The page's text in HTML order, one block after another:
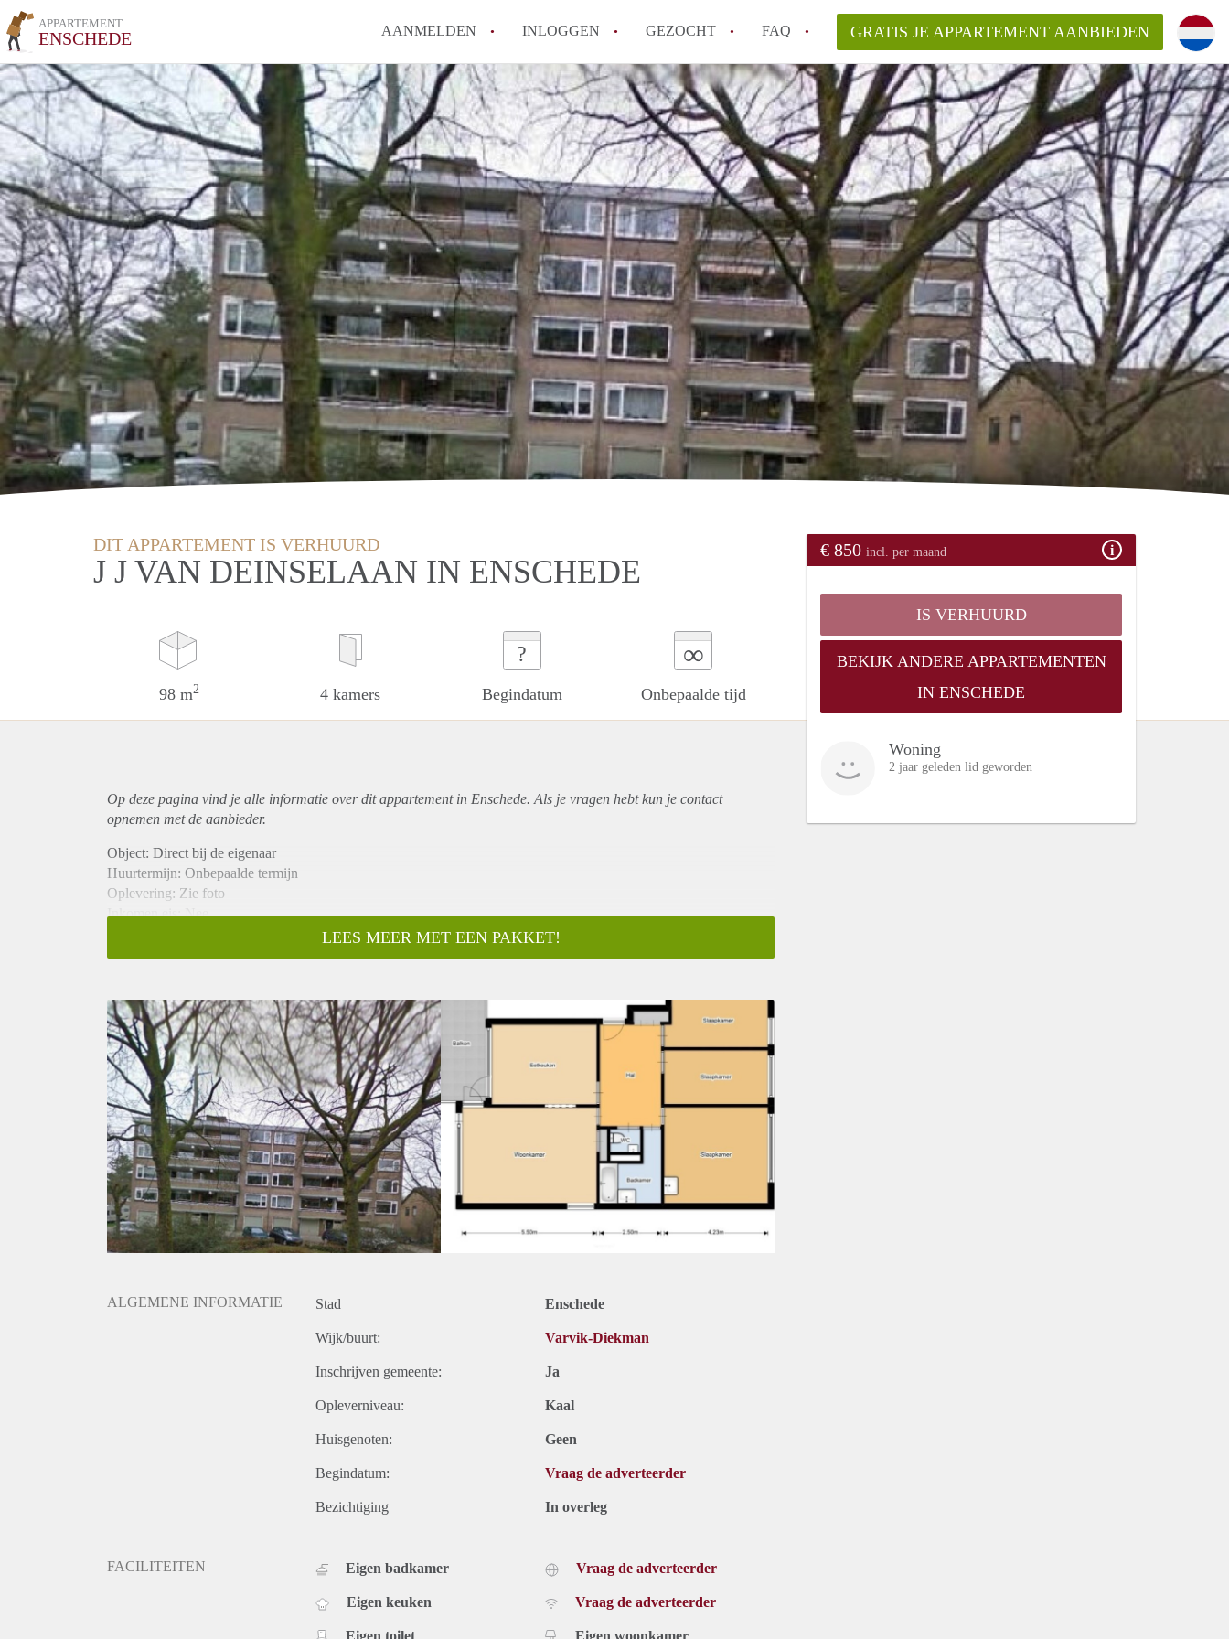
APPARTEMENT
ENSCHEDE AANMELDEN INLOGGEN GEZOCHT FAQ
How to translate AppartementEnschede!
Wat is AppartementEnschede?
Hoeveel kost het om te reageren op een Appartement in Enschede?
Wat is de privacyverklaring van AppartementEnschede?
Berekent AppartementEnschede
makelaarsvergoeding/bemiddelingsvergoeding?
Alle veelgestelde vragen
GRATIS JE APPARTEMENT AANBIEDEN
DIT APPARTEMENT IS VERHUURD
J J VAN DEINSELAAN IN ENSCHEDE
98 m2 4 kamers
?
Begindatum
∞
Onbepaalde tijd
€ 850 incl. per maand
IS VERHUURD
BEKIJK ANDERE APPARTEMENTEN
IN ENSCHEDE
Woning
2 jaar geleden lid geworden
Op deze pagina vind je alle informatie over ditappartementin Enschede. Als je vragen hebt kun je contact
opnemen met de aanbieder.
Object: Direct bij de eigenaar
Huurtermijn: Onbepaalde termijn
Oplevering: Zie foto
Inkomen eis: Nee
Borg: 1 Maand
Huisdieren toegestaan: Afhankelijk van de Eigenaar
Huurtoeslag grens: Ja
Geschikt voor studenten: Afhankelijk van de Eigenaar
LEES MEER MET EEN PAKKET!
ALGEMENE INFORMATIE Stad Enschede
Wijk/buurt: Varvik-Diekman
Inschrijven gemeente: Ja
Opleverniveau: Kaal
Huisgenoten: Geen
Begindatum: Vraag de adverteerder
Bezichtiging In overleg
FACILITEITEN Eigen badkamer
Eigen keuken
Vraag de adverteerder
Vraag de adverteerder